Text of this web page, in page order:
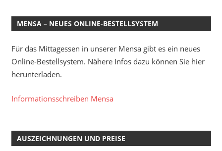
MENSA – NEUES ONLINE-BESTELLSYSTEM
Für das Mittagessen in unserer Mensa gibt es ein neues
Online-Bestellsystem. Nähere Infos dazu können Sie hier
herunterladen.
Informationsschreiben Mensa
AUSZEICHNUNGEN UND PREISE